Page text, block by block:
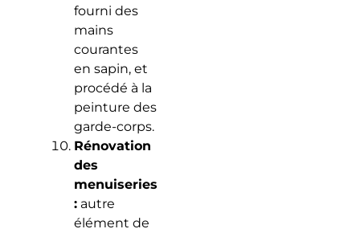
fourni des
mains
courantes
en sapin, et
procédé à la
peinture des
garde-corps.
Rénovation
des
menuiseries
:autre
élément de